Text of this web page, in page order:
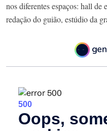
nos diferentes espaços: hall de
redação do guião, estúdio da